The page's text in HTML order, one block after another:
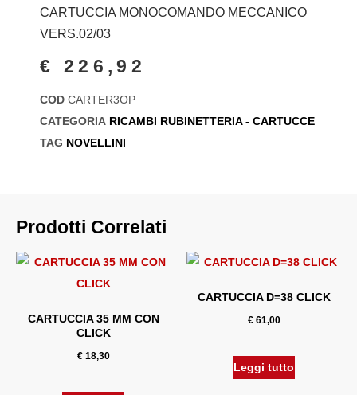
CARTUCCIA MONOCOMANDO MECCANICO
VERS.02/03
€ 226,92
COD CARTER3OP
CATEGORIA RICAMBI RUBINETTERIA - CARTUCCE
TAG NOVELLINI
Prodotti Correlati
CARTUCCIA 35 MM CON
CLICK
€18,30
CARTUCCIA D=38 CLICK
€61,00
Leggi tutto